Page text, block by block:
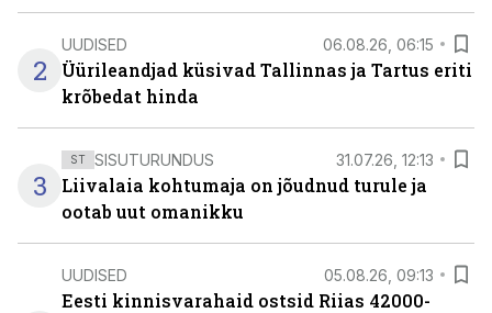
2
UUDISED 06.08.26, 06:15
Üürileandjad küsivad Tallinnas ja Tartus eriti
krõbedat hinda
3
ST SISUTURUNDUS 31.07.26, 12:13
Liivalaia kohtumaja on jõudnud turule ja
ootab uut omanikku
UUDISED 05.08.26, 09:13
Eesti kinnisvarahaid ostsid Riias 42000-